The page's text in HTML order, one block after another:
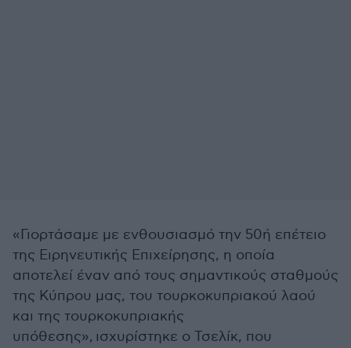
«Γιορτάσαμε με ενθουσιασμό την 50ή επέτειο
της Ειρηνευτικής Επιχείρησης, η οποία
αποτελεί έναν από τους σημαντικούς σταθμούς
της Κύπρου μας, του τουρκοκυπριακού λαού
και της τουρκοκυπριακής
υπόθεσης», ισχυρίστηκε ο Τσελίκ, που